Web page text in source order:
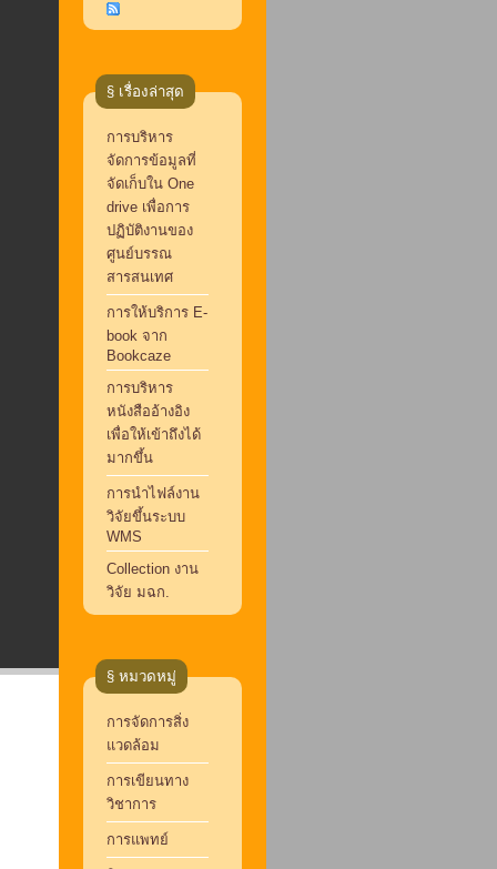
§ เรื่องล่าสุด
การบริหาร
จัดการข้อมูลที่
จัดเก็บใน One
drive เพื่อการ
ปฏิบัติงานของ
ศูนย์บรรณ
สารสนเทศ
การให้บริการ E-
book จาก
Bookcaze
การบริหาร
หนังสืออ้างอิง
เพื่อให้เข้าถึงได้
มากขึ้น
การนำไฟล์งาน
วิจัยขึ้นระบบ
WMS
Collection งาน
วิจัย มฉก.
§ หมวดหมู่
การจัดการสิ่ง
แวดล้อม
การเขียนทาง
วิชาการ
การแพทย์